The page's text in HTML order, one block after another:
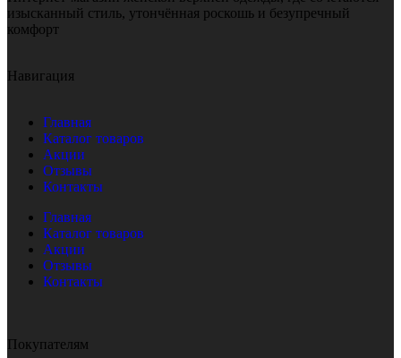
изысканный стиль, утончённая роскошь и безупречный
комфорт
Навигация
Главная
Каталог товаров
Акции
Отзывы
Контакты
Главная
Каталог товаров
Акции
Отзывы
Контакты
Покупателям